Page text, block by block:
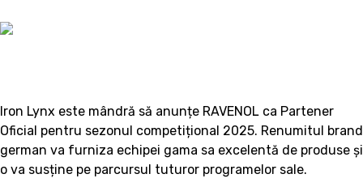
Iron Lynx este mândră să anunțe RAVENOL ca Partener
Oficial pentru sezonul competițional 2025. Renumitul brand
german va furniza echipei gama sa excelentă de produse și
o va susține pe parcursul tuturor programelor sale.